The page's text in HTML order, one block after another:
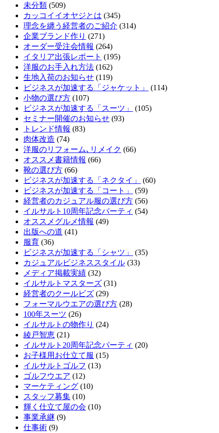
未分類 (509)
カッコイイオヤジとは (345)
理念を纏う経営者のご紹介 (314)
企業ブランド作り (271)
オーダー受注会情報 (264)
イタリア出張レポート (195)
洋服のお手入れ方法 (162)
生地入荷のお知らせ (119)
ビジネスが加速する「ジャケット」
(114)
小物の選び方 (107)
ビジネスが加速する「スーツ」
(105)
セミナー開催のお知らせ (93)
トレンド情報 (83)
肉体改造 (74)
洋服のリフォーム､リメイク (66)
オススメ書籍情報 (66)
靴の選び方 (66)
ビジネスが加速する「ネクタイ」
(60)
ビジネスが加速する「コート」
(59)
経営者のカジュアル服の選び方 (56)
イルサルト10周年記念パーティ (54)
オススメグルメ情報 (49)
出版への道 (41)
服育 (36)
ビジネスが加速する「シャツ」
(35)
カジュアルビジネススタイル (33)
メディア掲載実績 (32)
イルサルトマスターズ (31)
経営者のクールビズ (29)
フォーマルウエアの選び方 (28)
100年スーツ (26)
イルサルトの物作り (24)
綾戸智恵 (21)
イルサルト20周年記念パーティ (20)
お子様用お仕立て服 (15)
イルサルトゴルフ (13)
ゴルフウエア (12)
マーケティング (10)
スタッフ募集 (10)
輝く仕立て屋の会 (10)
事業承継 (9)
仕事術 (9)